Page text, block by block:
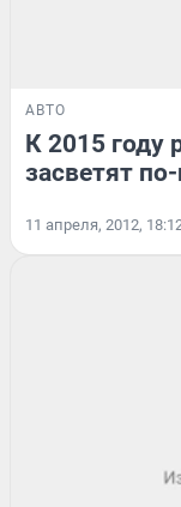
АВТО
К 2015 году
засветят
11 апреля, 2012,